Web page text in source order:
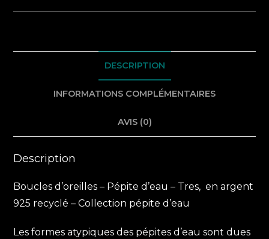
DESCRIPTION
INFORMATIONS COMPLÉMENTAIRES
AVIS (0)
Description
Boucles d’oreilles – Pépite d’eau – Tres, en argent
925 recyclé – Collection pépite d’eau
Les formes atypiques des pépites d’eau sont dues